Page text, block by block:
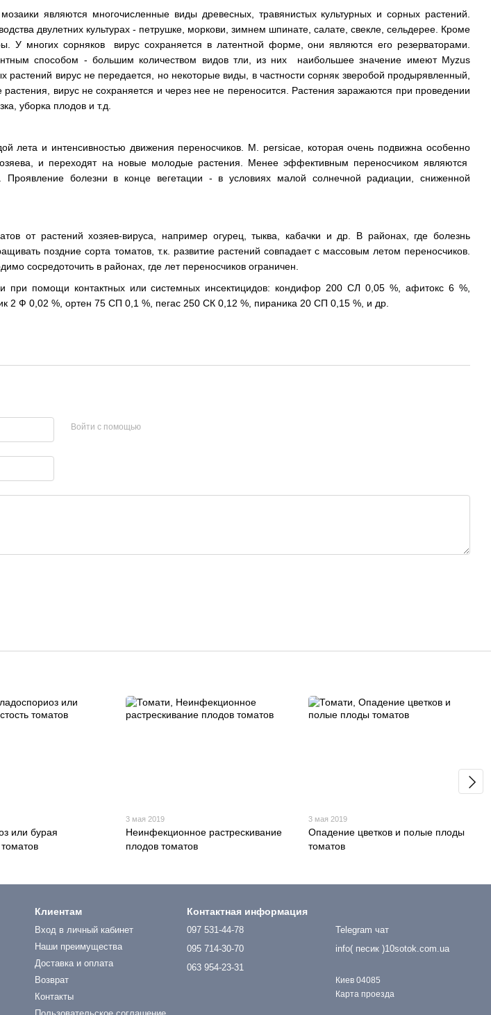
являются многочисленные виды древесных, травянистых культурных и сорных растений.
двулетних культурах - петрушке, моркови, зимнем шпинате, салате, свекле, сельдерее. Кроме
У многих сорняков вирус сохраняется в латентной форме, они являются его резерваторами.
способом - большим количеством видов тли, из них наибольшее значение имеют Myzus
вирус не передается, но некоторые виды, в частности сорняк зверобой продырявленный,
вирус не сохраняется и через нее не переносится. Растения заражаются при проведении
уборка плодов и т.д.
лета и интенсивностью движения переносчиков. М. реrsicae, которая очень подвижна особенно
и переходят на новые молодые растения. Менее эффективным переносчиком являются
болезни в конце вегетации - в условиях малой солнечной радиации, сниженной
от растений хозяев-вируса, например огурец, тыква, кабачки и др. В районах, где болезнь
поздние сорта томатов, т.к. развитие растений совпадает с массовым летом переносчиков.
сосредоточить в районах, где лет переносчиков ограничен.
при помощи контактных или системных инсектицидов: кондифор 200 СЛ 0,05 %, афитокс 6 %,
2 Ф 0,02 %, ортен 75 СП 0,1 %, пегас 250 СК 0,12 %, пираника 20 СП 0,15 %, и др.
Войти с помощью
или бурая
томатов
3 мая 2019
Неинфекционное растрескивание
плодов томатов
3 мая 2019
Опадение цветков и полые плоды
томатов
Клиентам
Вход в личный кабинет
Наши преимущества
Доставка и оплата
Возврат
Контакты
Контактная информация
097 531-44-78
095 714-30-70
063 954-23-31
Telegram чат
info( песик )10sotok.com.ua
Киев 04085
Карта проезда